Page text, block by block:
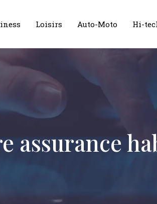
Loisirs Auto-Moto Hi-
assurance